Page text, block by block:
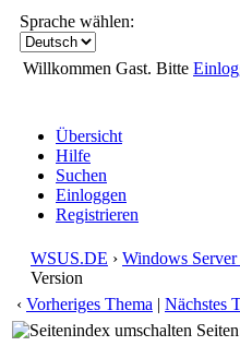
Sprache wählen:
Willkommen Gast. Bitte
Übersicht
Hilfe
Suchen
Einloggen
Registrieren
WSUS.DE › Windows
Version
‹ Vorheriges Thema | Nächstes